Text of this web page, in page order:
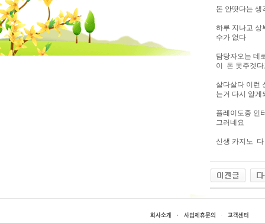
돈 안땃다는 생
하루 지나고 상
수가 없다
담당자오는 데
이 돈 못주겟
살다살다 이런
는거 다시 알게
플레이도중 인
그러네요
신생 카지노